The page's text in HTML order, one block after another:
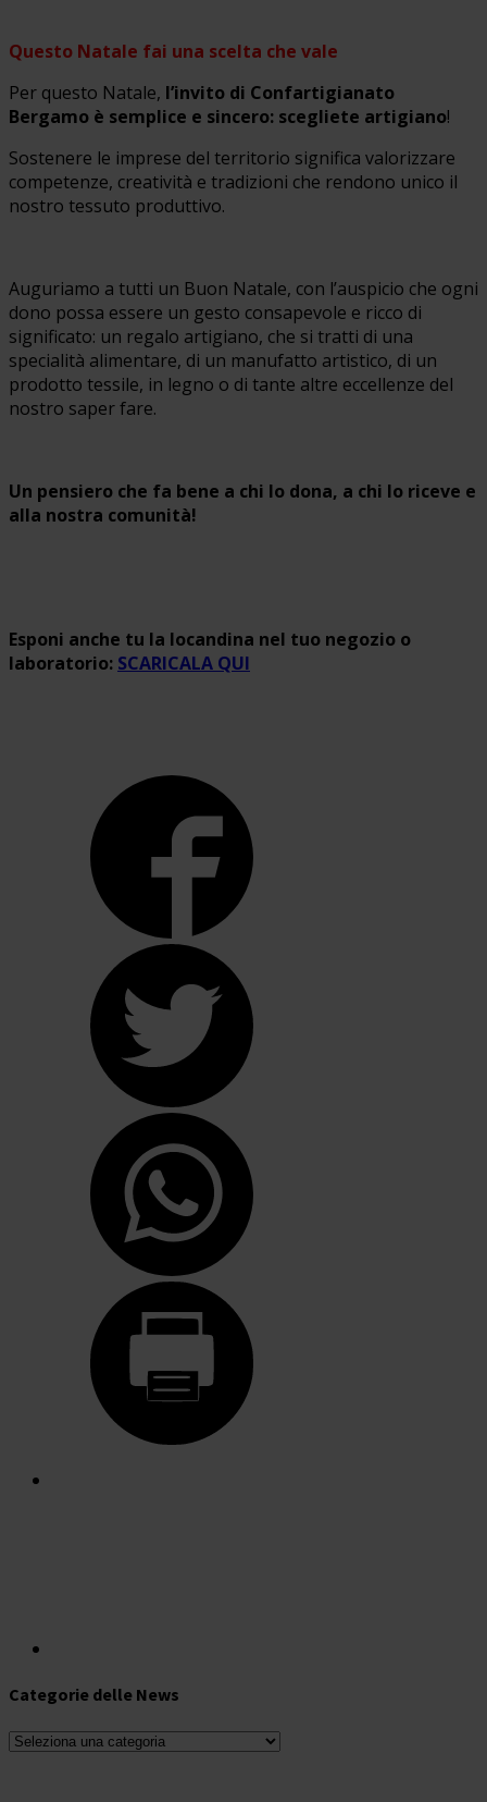
Questo Natale fai una scelta che vale
Per questo Natale, l’invito di Confartigianato
Bergamo è semplice e sincero: scegliete artigiano!
Sostenere le imprese del territorio significa valorizzare
competenze, creatività e tradizioni che rendono unico il
nostro tessuto produttivo.
Auguriamo a tutti un Buon Natale, con l’auspicio che ogni
dono possa essere un gesto consapevole e ricco di
significato: un regalo artigiano, che si tratti di una
specialità alimentare, di un manufatto artistico, di un
prodotto tessile, in legno o di tante altre eccellenze del
nostro saper fare.
Un pensiero che fa bene a chi lo dona, a chi lo riceve e
alla nostra comunità!
Esponi anche tu la locandina nel tuo negozio o
laboratorio: SCARICALA QUI
Categorie delle News
Categorie